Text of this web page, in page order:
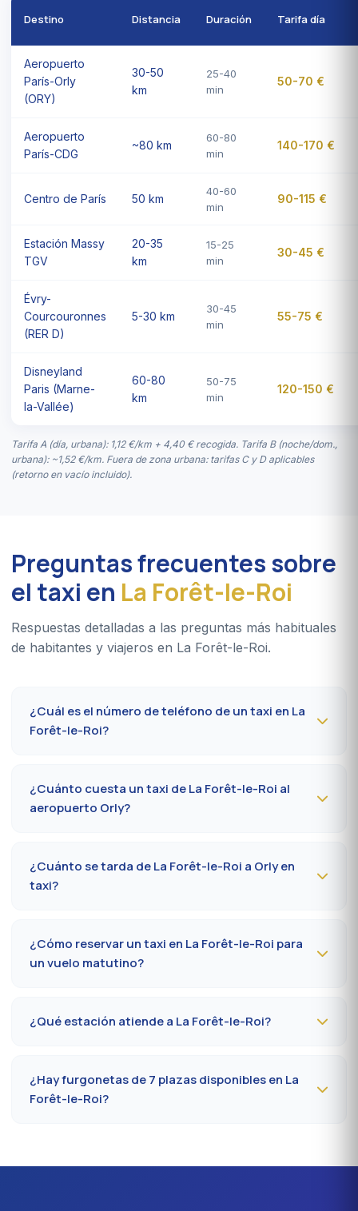
Destino Distancia Duración Tarifa día
Aeropuerto
París-Orly
(ORY)
30-50
km
25-40
min
50-70 €
Aeropuerto
París-CDG
~80 km
60-80
min
140-170 €
Centro de París 50 km
40-60
min
90-115 €
Estación Massy
TGV
20-35
km
15-25
min
30-45 €
Évry-
Courcouronnes
(RER D)
5-30 km
30-45
min
55-75 €
Disneyland
Paris (Marne-
la-Vallée)
60-80
km
50-75
min
120-150 €
Tarifa A (día, urbana): 1,12 €/km + 4,40 € recogida. Tarifa B (noche/dom.,
urbana): ~1,52 €/km. Fuera de zona urbana: tarifas C y D aplicables
(retorno en vacío incluido).
Preguntas frecuentes sobre
el taxi en La Forêt-le-Roi
Respuestas detalladas a las preguntas más habituales
de habitantes y viajeros en La Forêt-le-Roi.
¿Cuál es el número de teléfono de un taxi en La
Forêt-le-Roi?
09 80 80 04 62
WhatsApp al 06 59
27 44 65
minutos; recogida en la comuna entre 10 y 20 minutos.
¿Cuánto cuesta un taxi de La Forêt-le-Roi al
aeropuerto Orly?
Orly cuesta
65-90 €
domingos o festivos. Tarifa al taxímetro oficial
prefectoral 91.
¿Cuánto se tarda de La Forêt-le-Roi a Orly en
taxi?
y la terminal (Orly 1, 2, 3 o 4). Prever 10 minutos extra en
hora punta (7-9 h, 17-19 h).
¿Cómo reservar un taxi en La Forêt-le-Roi para
un vuelo matutino?
62 indicando el número de vuelo, la terminal y la
dirección de recogida en La Forêt-le-Roi. Confirmación
¿Qué estación atiende a La Forêt-le-Roi?
cuente en promedio 27 a 35 minutos según el eje vial.
Acceso directo también a Massy TGV para los trenes
¿Hay furgonetas de 7 plazas disponibles en La
Forêt-le-Roi?
Ideal para familias, equipos profesionales o traslados